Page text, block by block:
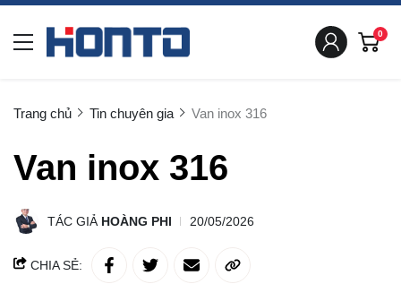
0
Trang chủ Tin chuyên gia Van inox 316
Van inox 316
TÁC GIẢ HOÀNG PHI 20/05/2026
CHIA SẺ: